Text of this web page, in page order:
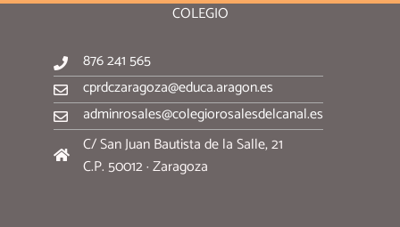
COLEGIO
876 241 565
cprdczaragoza@educa.aragon.es
adminrosales@colegiorosalesdelcanal.es
C/ San Juan Bautista de la Salle, 21
C.P. 50012 · Zaragoza